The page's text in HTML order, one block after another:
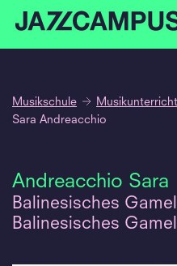
Musikschule
Sara Andreacchio
Andreacchio Sara
Balinesisches
Balinesisches